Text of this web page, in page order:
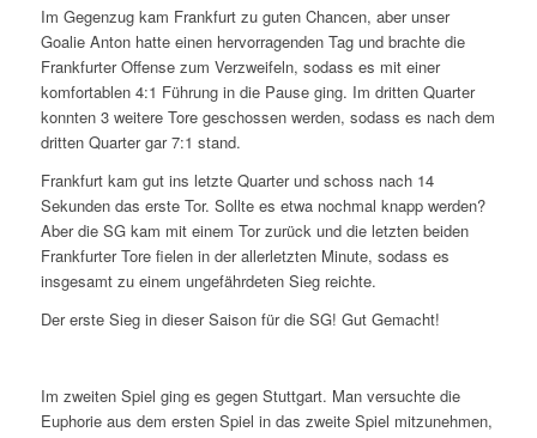
Im Gegenzug kam Frankfurt zu guten Chancen, aber unser
Goalie Anton hatte einen hervorragenden Tag und brachte die
Frankfurter Offense zum Verzweifeln, sodass es mit einer
komfortablen 4:1 Führung in die Pause ging. Im dritten Quarter
konnten 3 weitere Tore geschossen werden, sodass es nach dem
dritten Quarter gar 7:1 stand.
Frankfurt kam gut ins letzte Quarter und schoss nach 14
Sekunden das erste Tor. Sollte es etwa nochmal knapp werden?
Aber die SG kam mit einem Tor zurück und die letzten beiden
Frankfurter Tore fielen in der allerletzten Minute, sodass es
insgesamt zu einem ungefährdeten Sieg reichte.
Der erste Sieg in dieser Saison für die SG! Gut Gemacht!
Im zweiten Spiel ging es gegen Stuttgart. Man versuchte die
Euphorie aus dem ersten Spiel in das zweite Spiel mitzunehmen,